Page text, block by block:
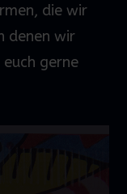
die wir
denen wir
gerne